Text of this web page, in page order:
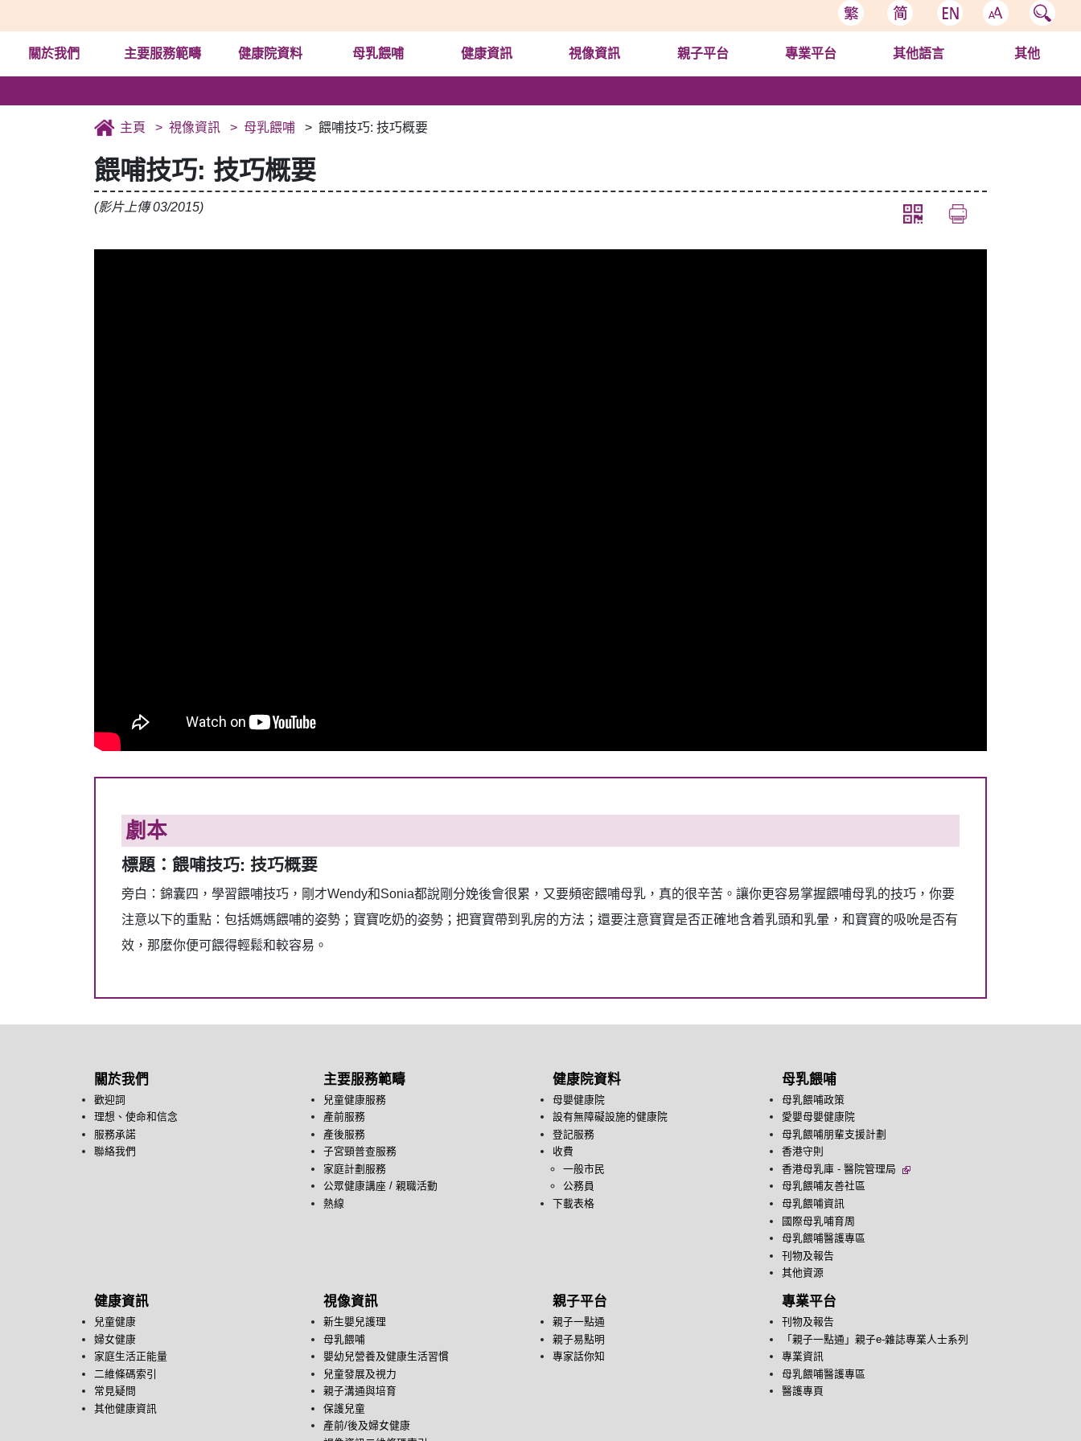
關於我們 主要服務範疇 健康院資料 母乳餵哺 健康資訊 視像資訊 親子平台 專業平台 其他語言 其他
主頁 視像資訊 母乳餵哺 餵哺技巧: 技巧概要
餵哺技巧: 技巧概要
(影片上傳 03/2015)
劇本
標題：餵哺技巧: 技巧概要
旁白：錦囊四，學習餵哺技巧，剛才Wendy和Sonia都說剛分娩後會很累，又要頻密餵哺母乳，真的很辛苦。讓你更容易掌握餵哺母乳的技巧，你要
注意以下的重點：包括媽媽餵哺的姿勢；寶寶吃奶的姿勢；把寶寶帶到乳房的方法；還要注意寶寶是否正確地含着乳頭和乳暈，和寶寶的吸吮是否有
效，那麼你便可餵得輕鬆和較容易。
關於我們
歡迎詞
理想、使命和信念
服務承諾
聯絡我們
主要服務範疇
兒童健康服務
產前服務
產後服務
子宮頸普查服務
家庭計劃服務
公眾健康講座 / 親職活動
熱線
健康院資料
母嬰健康院
設有無障礙設施的健康院
登記服務
收費
一般市民
公務員
下載表格
母乳餵哺
母乳餵哺政策
愛嬰母嬰健康院
母乳餵哺朋輩支援計劃
香港守則
香港母乳庫 - 醫院管理局
母乳餵哺友善社區
母乳餵哺資訊
國際母乳哺育周
母乳餵哺醫護專區
刊物及報告
其他資源
健康資訊
兒童健康
婦女健康
家庭生活正能量
二維條碼索引
常見疑問
其他健康資訊
視像資訊
新生嬰兒護理
母乳餵哺
嬰幼兒營養及健康生活習慣
兒童發展及視力
親子溝通與培育
保護兒童
產前/後及婦女健康
親子平台
親子一點通
親子易點明
專家話你知
專業平台
刊物及報告
「親子一點通」親子e-雜誌專業人士系列
專業資訊
母乳餵哺醫護專區
醫護專頁